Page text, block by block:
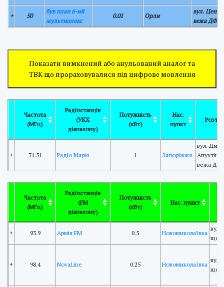
+ 50
був план 6-ий
мультиплекс
0.01 Орли
вул.
вежа
Показати вимкнений або анульований аналог та
ТВК що прораховувалися під цифрове мовлення
Частота
(МГц)
Радіостанція
(УКХ
діапазону)
Потужність
(кВт)
Нас.
пункт
+ 71.51 Радіо Марія 1 Запоріжжя
вул.
Апухтіна
вежа
Частота
(МГц)
Радіостанція
(FM
діапазону)
Потужність
(кВт)
Нас. пункт
+ 93.9 Армія FM 0.5 Новомиколаївка
вул.
+ 98.4 NovaLine 0.25 Новомиколаївка
вул.